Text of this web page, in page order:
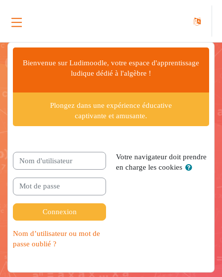
Panneau latéral
Bienvenue sur Ludimoodle, votre espace d'apprentissage
ludique dédié à l'algèbre !
Plongez dans une expérience éducative
captivante et amusante.
Nom d'utilisateur
Mot de passe
Connexion
Nom d’utilisateur ou mot de
passe oublié ?
Votre navigateur doit prendre
en charge les cookies